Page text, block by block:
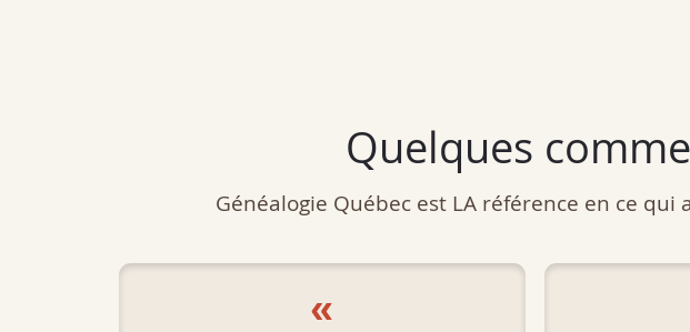
Quelques
Généalogie Québec est LA référence en ce
«